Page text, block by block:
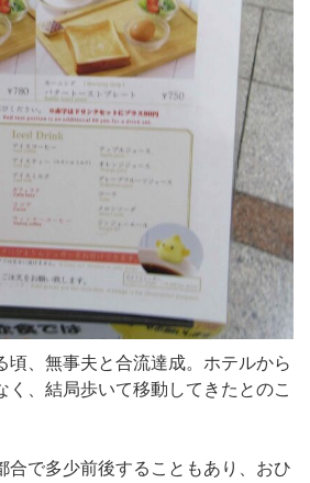
頃、無事夫と合流達成。ホテルから
く、結局歩いて移動してきたとのこ
合で多少前後することもあり、おひ